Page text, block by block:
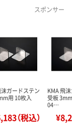
スポンサー
沫ガードステン
用 10枚入
（税込）
KMA 飛
受板
04…